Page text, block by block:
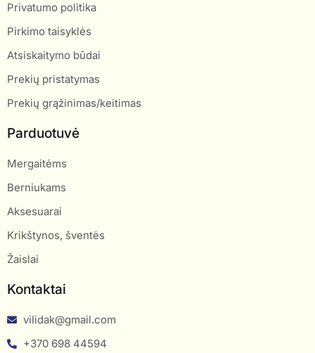
Privatumo politika
Pirkimo taisyklės
Atsiskaitymo būdai
Prekių pristatymas
Prekių grąžinimas/keitimas
Parduotuvė
Mergaitėms
Berniukams
Aksesuarai
Krikštynos, šventės
Žaislai
Kontaktai
vilidak@gmail.com
+370 698 44594